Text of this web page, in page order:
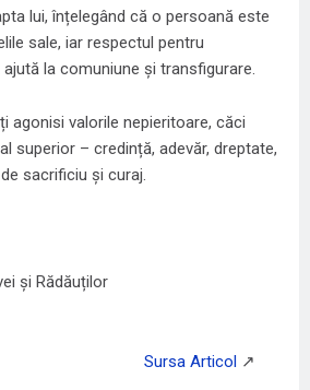
lui, înțelegând că o persoană este
sale, iar respectul pentru
la comuniune și transfigurare.
agonisi valorile nepieritoare, căci
superior – credință, adevăr, dreptate,
sacrificiu și curaj.
și Rădăuților